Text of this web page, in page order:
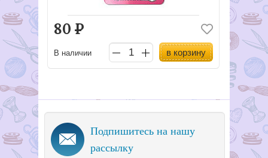
80 Р
В наличии в корзину
Подпишитесь на нашу
рассылку